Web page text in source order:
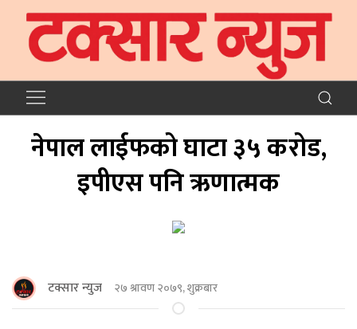
नेपाल लाईफको घाटा ३५ करोड,
इपीएस पनि ऋणात्मक
टक्सार न्युज २७ श्रावण २०७९, शुक्रबार